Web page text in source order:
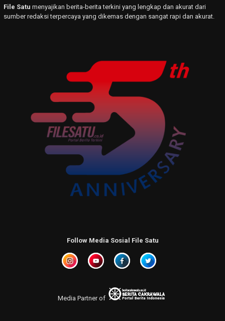
File Satu menyajikan berita-berita terkini yang lengkap dan akurat dari
sumber redaksi terpercaya yang dikemas dengan sangat rapi dan akurat.
Follow Media Sosial File Satu
Media Partner of